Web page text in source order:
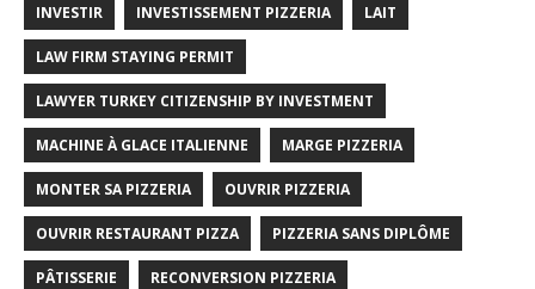
INVESTIR INVESTISSEMENT PIZZERIA LAIT
LAW FIRM STAYING PERMIT
LAWYER TURKEY CITIZENSHIP BY INVESTMENT
MACHINE À GLACE ITALIENNE MARGE PIZZERIA
MONTER SA PIZZERIA OUVRIR PIZZERIA
OUVRIR RESTAURANT PIZZA PIZZERIA SANS DIPLÔME
PÂTISSERIE RECONVERSION PIZZERIA